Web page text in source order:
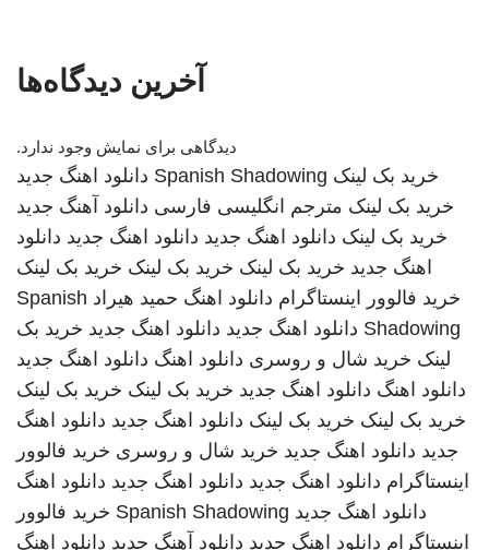
آخرین دیدگاه‌ها
دیدگاهی برای نمایش وجود ندارد.
خرید بک لینک Spanish Shadowing دانلود اهنگ جدید
خرید بک لینک مترجم انگلیسی فارسی دانلود آهنگ جدید
خرید بک لینک دانلود اهنگ جدید دانلود اهنگ جدید دانلود
اهنگ جدید خرید بک لینک خرید بک لینک خرید بک لینک
خرید فالوور اینستاگرام دانلود اهنگ حمید هیراد Spanish
Shadowing دانلود اهنگ جدید دانلود اهنگ جدید خرید بک
لینک خرید شال و روسری دانلود اهنگ دانلود اهنگ جدید
دانلود اهنگ دانلود اهنگ جدید خرید بک لینک خرید بک لینک
خرید بک لینک خرید بک لینک دانلود اهنگ جدید دانلود اهنگ
جدید دانلود اهنگ جدید خرید شال و روسری خرید فالوور
اینستاگرام دانلود اهنگ جدید دانلود اهنگ جدید دانلود اهنگ
دانلود اهنگ جدید Spanish Shadowing خرید فالوور
اینستاگرام دانلود اهنگ جدید دانلود آهنگ جدید دانلود اهنگ